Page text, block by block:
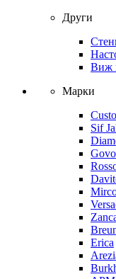
Други
Виж
Марки
Sif
Erica